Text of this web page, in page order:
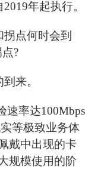
年起执行。
点何时会到
?
来。
速率达100Mbps
等极致业务体
戴中出现的卡
规模使用的阶